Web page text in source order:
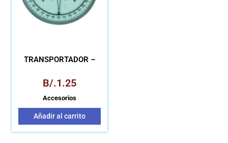
TRANSPORTADOR –
B/.1.25
Accesorios
Añadir al carrito